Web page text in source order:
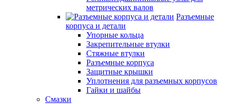
метрических валов
Разъемные
корпуса и детали
Упорные кольца
Закрепительные втулки
Стяжные втулки
Разъемные корпуса
Защитные крышки
Уплотнения для разъемных корпусов
Гайки и шайбы
Смазки